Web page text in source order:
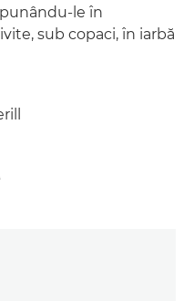
le în
sub copaci, în iarbă